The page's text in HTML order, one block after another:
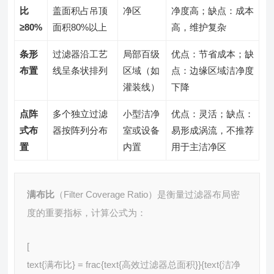
比
≥80%
盖面积占吊顶
面积80%以上
净区
净度高；缺点：成本
高，维护复杂
条形
布置
过滤器沿工艺
线呈条状排列
局部百级
区域（如
灌装线）
优点：节省成本；缺
点：边缘区域洁净度
下降
点阵
式布
置
多个独立过滤
器按阵列分布
小型洁净
室或设备
内置
优点：灵活；缺点：
易形成涡流，不推荐
用于主洁净区
满布比 （Filter Coverage Ratio）是衡量过滤器布局密
度的重要指标，计算公式为：
[
text{满布比} = frac{text{高效过滤器总面积}}{text{洁净